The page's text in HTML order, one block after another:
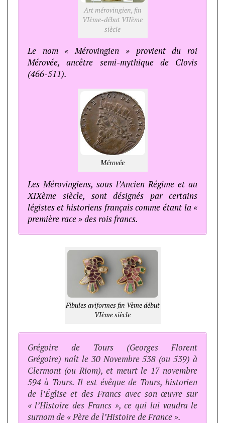
Art mérovingien, fin
VIème-début VIIème
siècle
Le nom « Mérovingien » provient du roi
Mérovée, ancêtre semi-mythique de Clovis
(466-511).
Mérovée
Les Mérovingiens, sous l’Ancien Régime et au
XIXème siècle, sont désignés par certains
légistes et historiens français comme étant la «
première race » des rois francs.
Fibules aviformes fin Vème début
VIème siècle
Grégoire de Tours (Georges Florent
Grégoire) naît le 30 Novembre 538 (ou 539) à
Clermont (ou Riom), et meurt le 17 novembre
594 à Tours. Il est évêque de Tours, historien
de l’Église et des Francs avec son œuvre sur
« l’Histoire des Francs », ce qui lui vaudra le
surnom de « Père de l’Histoire de France ».